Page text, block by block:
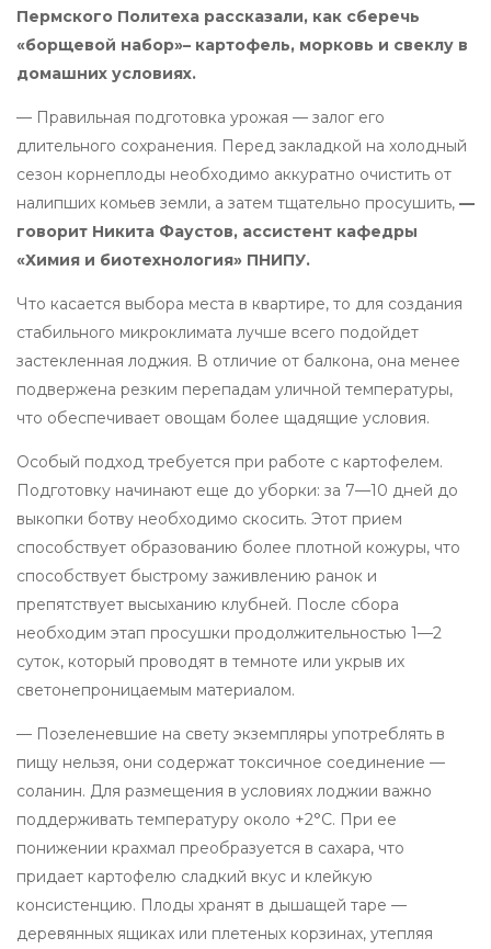
Пермского Политеха рассказали, как сберечь
«борщевой набор»– картофель, морковь и свеклу в
домашних условиях.
— Правильная подготовка урожая — залог его
длительного сохранения. Перед закладкой на холодный
сезон корнеплоды необходимо аккуратно очистить от
налипших комьев земли, а затем тщательно просушить, —
говорит Никита Фаустов, ассистент кафедры
«Химия и биотехнология» ПНИПУ.
Что касается выбора места в квартире, то для создания
стабильного микроклимата лучше всего подойдет
застекленная лоджия. В отличие от балкона, она менее
подвержена резким перепадам уличной температуры,
что обеспечивает овощам более щадящие условия.
Особый подход требуется при работе с картофелем.
Подготовку начинают еще до уборки: за 7—10 дней до
выкопки ботву необходимо скосить. Этот прием
способствует образованию более плотной кожуры, что
способствует быстрому заживлению ранок и
препятствует высыханию клубней. После сбора
необходим этап просушки продолжительностью 1—2
суток, который проводят в темноте или укрыв их
светонепроницаемым материалом.
— Позеленевшие на свету экземпляры употреблять в
пищу нельзя, они содержат токсичное соединение —
соланин. Для размещения в условиях лоджии важно
поддерживать температуру около +2°C. При ее
понижении крахмал преобразуется в сахара, что
придает картофелю сладкий вкус и клейкую
консистенцию. Плоды хранят в дышащей таре —
деревянных ящиках или плетеных корзинах, утепляя